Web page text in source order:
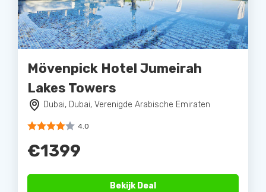
Mövenpick Hotel Jumeirah
Lakes Towers
Dubai, Dubai, Verenigde Arabische Emiraten
4.0
€1399
Bekijk Deal